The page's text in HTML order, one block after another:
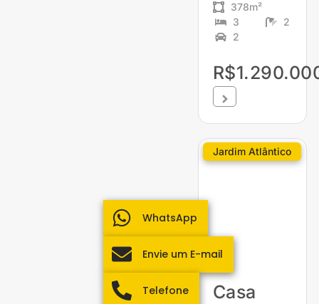
378m²
3
2
2
Jardim Atlântico
Casa
WhatsApp
Envie um E-mail
Telefone